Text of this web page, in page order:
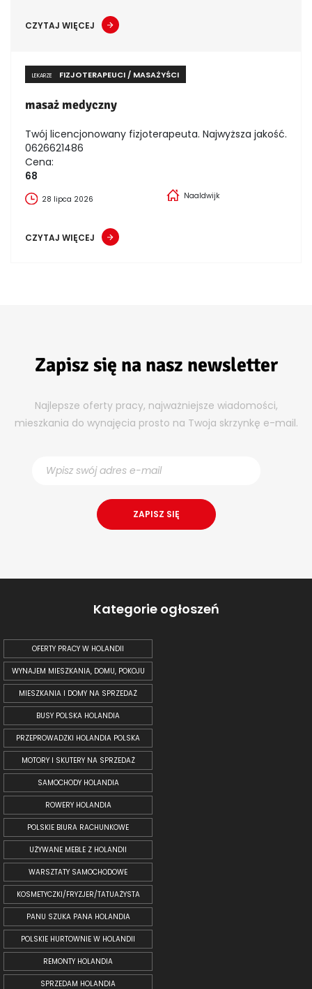
CZYTAJ WIĘCEJ
LEKARZE FIZJOTERAPEUCI / MASAŻYŚCI
masaż medyczny
Twój licencjonowany fizjoterapeuta. Najwyższa jakość.
0626621486
Cena:
68
28 lipca 2026 Naaldwijk
CZYTAJ WIĘCEJ
Zapisz się na nasz newsletter
Najlepsze oferty pracy, najważniejsze wiadomości,
mieszkania do wynajęcia prosto na Twoja skrzynkę e-mail.
Kategorie ogłoszeń
OFERTY PRACY W HOLANDII
WYNAJEM MIESZKANIA, DOMU, POKOJU
MIESZKANIA I DOMY NA SPRZEDAŻ
BUSY POLSKA HOLANDIA
PRZEPROWADZKI HOLANDIA POLSKA
MOTORY I SKUTERY NA SPRZEDAŻ
SAMOCHODY HOLANDIA
ROWERY HOLANDIA
POLSKIE BIURA RACHUNKOWE
UŻYWANE MEBLE Z HOLANDII
WARSZTATY SAMOCHODOWE
KOSMETYCZKI/FRYZJER/TATUAŻYSTA
PANU SZUKA PANA HOLANDIA
POLSKIE HURTOWNIE W HOLANDII
REMONTY HOLANDIA
SPRZEDAM HOLANDIA